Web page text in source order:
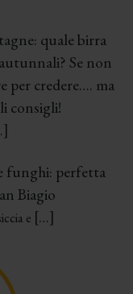
quale birra
Se non
per credere…. ma
consigli!
funghi: perfetta
Biagio
e […]